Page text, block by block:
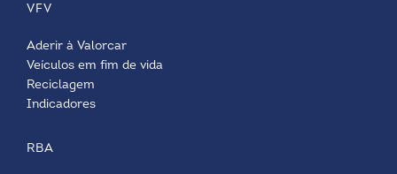
VFV
Aderir à Valorcar
Veículos em fim de vida
Reciclagem
Indicadores
RBA